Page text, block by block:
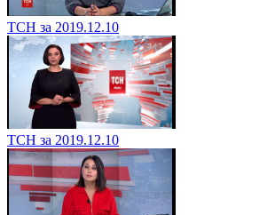
ТСН за 2019.12.10
ТСН за 2019.12.10